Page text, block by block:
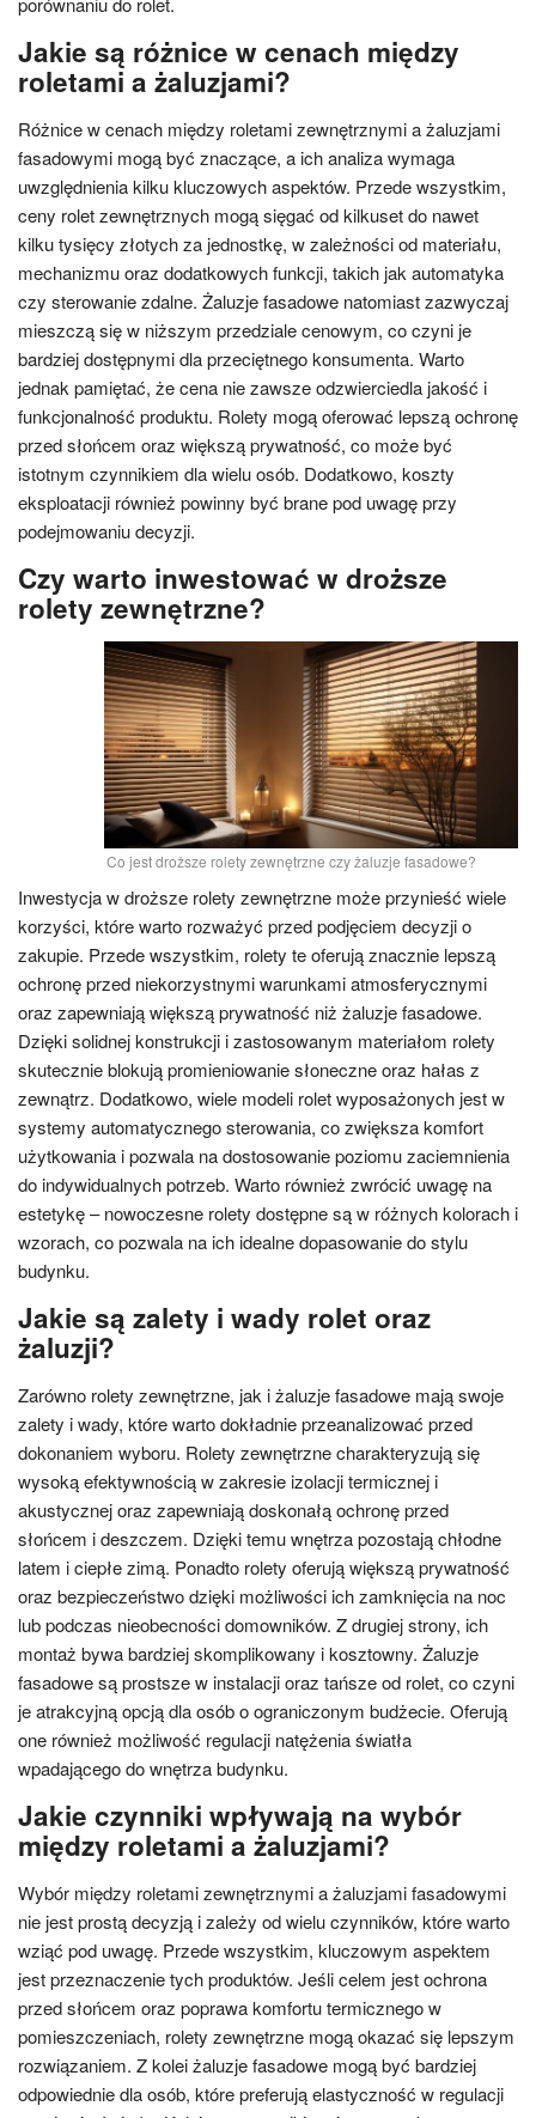
Jakie są różnice w cenach między
roletami a żaluzjami?
Różnice w cenach między roletami zewnętrznymi a żaluzjami
fasadowymi mogą być znaczące, a ich analiza wymaga
uwzględnienia kilku kluczowych aspektów. Przede wszystkim,
ceny rolet zewnętrznych mogą sięgać od kilkuset do nawet
kilku tysięcy złotych za jednostkę, w zależności od materiału,
mechanizmu oraz dodatkowych funkcji, takich jak automatyka
czy sterowanie zdalne. Żaluzje fasadowe natomiast zazwyczaj
mieszczą się w niższym przedziale cenowym, co czyni je
bardziej dostępnymi dla przeciętnego konsumenta. Warto
jednak pamiętać, że cena nie zawsze odzwierciedla jakość i
funkcjonalność produktu. Rolety mogą oferować lepszą ochronę
przed słońcem oraz większą prywatność, co może być
istotnym czynnikiem dla wielu osób. Dodatkowo, koszty
eksploatacji również powinny być brane pod uwagę przy
podejmowaniu decyzji.
Czy warto inwestować w droższe
rolety zewnętrzne?
Co jest droższe rolety zewnętrzne czy żaluzje fasadowe?
Inwestycja w droższe rolety zewnętrzne może przynieść wiele
korzyści, które warto rozważyć przed podjęciem decyzji o
zakupie. Przede wszystkim, rolety te oferują znacznie lepszą
ochronę przed niekorzystnymi warunkami atmosferycznymi
oraz zapewniają większą prywatność niż żaluzje fasadowe.
Dzięki solidnej konstrukcji i zastosowanym materiałom rolety
skutecznie blokują promieniowanie słoneczne oraz hałas z
zewnątrz. Dodatkowo, wiele modeli rolet wyposażonych jest w
systemy automatycznego sterowania, co zwiększa komfort
użytkowania i pozwala na dostosowanie poziomu zaciemnienia
do indywidualnych potrzeb. Warto również zwrócić uwagę na
estetykę – nowoczesne rolety dostępne są w różnych kolorach i
wzorach, co pozwala na ich idealne dopasowanie do stylu
budynku.
Jakie są zalety i wady rolet oraz
żaluzji?
Zarówno rolety zewnętrzne, jak i żaluzje fasadowe mają swoje
zalety i wady, które warto dokładnie przeanalizować przed
dokonaniem wyboru. Rolety zewnętrzne charakteryzują się
wysoką efektywnością w zakresie izolacji termicznej i
akustycznej oraz zapewniają doskonałą ochronę przed
słońcem i deszczem. Dzięki temu wnętrza pozostają chłodne
latem i ciepłe zimą. Ponadto rolety oferują większą prywatność
oraz bezpieczeństwo dzięki możliwości ich zamknięcia na noc
lub podczas nieobecności domowników. Z drugiej strony, ich
montaż bywa bardziej skomplikowany i kosztowny. Żaluzje
fasadowe są prostsze w instalacji oraz tańsze od rolet, co czyni
je atrakcyjną opcją dla osób o ograniczonym budżecie. Oferują
one również możliwość regulacji natężenia światła
wpadającego do wnętrza budynku.
Jakie czynniki wpływają na wybór
między roletami a żaluzjami?
Wybór między roletami zewnętrznymi a żaluzjami fasadowymi
nie jest prostą decyzją i zależy od wielu czynników, które warto
wziąć pod uwagę. Przede wszystkim, kluczowym aspektem
jest przeznaczenie tych produktów. Jeśli celem jest ochrona
przed słońcem oraz poprawa komfortu termicznego w
pomieszczeniach, rolety zewnętrzne mogą okazać się lepszym
rozwiązaniem. Z kolei żaluzje fasadowe mogą być bardziej
odpowiednie dla osób, które preferują elastyczność w regulacji